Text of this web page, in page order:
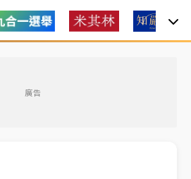
廣告
董事人數！辜仲諒向法院聲請遭